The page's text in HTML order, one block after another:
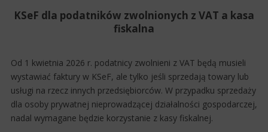
KSeF dla podatników zwolnionych z VAT a kasa
fiskalna
Od 1 kwietnia 2026 r. podatnicy zwolnieni z VAT będą musieli
wystawiać faktury w KSeF, ale tylko jeśli sprzedają towary lub
usługi na rzecz innych przedsiębiorców. W przypadku sprzedaży
dla osoby prywatnej nieprowadzącej działalności gospodarczej,
nadal wymagane będzie korzystanie z kasy fiskalnej.